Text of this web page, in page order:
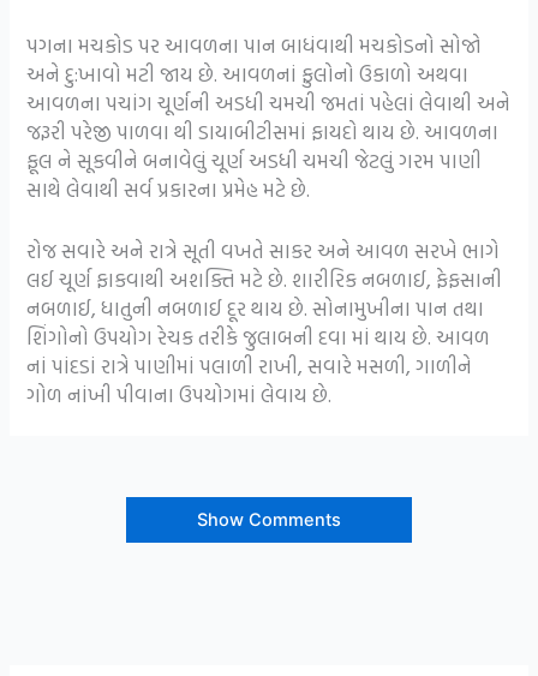
પગના મચકોડ પર આવળના પાન બાધંવાથી મચકોડનો સોજો
અને દુ:ખાવો મટી જાય છે. આવળનાં ફુલોનો ઉકાળો અથવા
આવળના પચાંગ ચૂર્ણની અડધી ચમચી જમતાં પહેલાં લેવાથી અને
જરૂરી પરેજી પાળવા થી ડાયાબીટીસમાં ફાયદો થાય છે. આવળના
ફૂલ ને સૂકવીને બનાવેલું ચૂર્ણ અડધી ચમચી જેટલું ગરમ પાણી
સાથે લેવાથી સર્વ પ્રકારના પ્રમેહ મટે છે.
રોજ સવારે અને રાત્રે સૂતી વખતે સાકર અને આવળ સરખે ભાગે
લઈ ચૂર્ણ ફાકવાથી અશક્તિ મટે છે. શારીરિક નબળાઈ, ફેફસાની
નબળાઈ, ધાતુની નબળાઈ દૂર થાય છે. સોનામુખીના પાન તથા
શિંગોનો ઉપયોગ રેચક તરીકે જુલાબની દવા માં થાય છે. આવળ
નાં પાંદડાં રાત્રે પાણીમાં પલાળી રાખી, સવારે મસળી, ગાળીને
ગોળ નાંખી પીવાના ઉપયોગમાં લેવાય છે.
Show Comments